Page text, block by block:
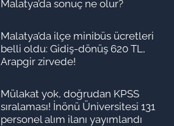
Malatya’da sonuç ne olur?
Malatya’da ilçe minibüs ücretleri
belli oldu: Gidiş-dönüş 620 TL,
Arapgir zirvede!
Mülakat yok, doğrudan KPSS
sıralaması! İnönü Üniversitesi 131
personel alım ilanı yayımlandı